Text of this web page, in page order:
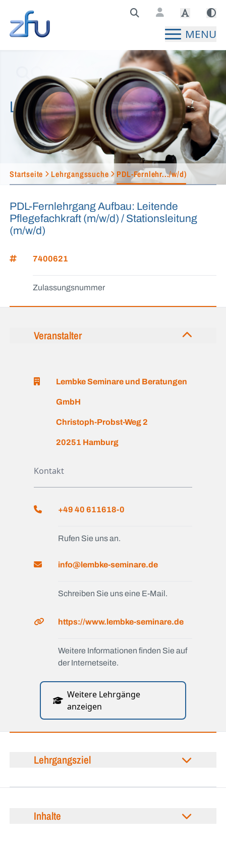
Zentralstelle für Fernunterricht Hauptseite
MENU
Lehrgangssuche
Startseite Lehrgangssuche PDL-Fernlehr.../w/d)
PDL-Fernlehrgang Aufbau: Leitende
Pflegefachkraft (m/w/d) / Stationsleitung
(m/w/d)
7400621
Zulassungsnummer
Veranstalter
Lembke Seminare und Beratungen
GmbH
Christoph-Probst-Weg 2
20251 Hamburg
Kontakt
+49 40 611618-0
Rufen Sie uns an.
info@lembke-seminare.de
Schreiben Sie uns eine E-Mail.
https://www.lembke-seminare.de
Weitere Informationen finden Sie auf
der Internetseite.
Weitere Lehrgänge
anzeigen
Lehrgangsziel
Inhalte